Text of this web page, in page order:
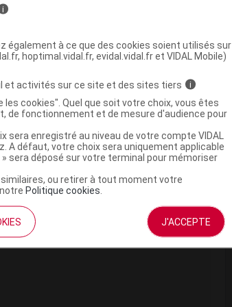
maternity
maternity Commercialisé
i
également à ce que des cookies soient utilisés sur
hoptimal.vidal.fr, evidal.vidal.fr et VIDAL Mobile)
et activités sur ce site et des sites tiers
i
cookies". Quel que soit votre choix, vous êtes
de fonctionnement et de mesure d'audience pour
enregistré au niveau de votre compte VIDAL
A défaut, votre choix sera uniquement applicable
sera déposé sur votre terminal pour mémoriser
ou retirer à tout moment votre
Politique cookies
J'ACCEPTE